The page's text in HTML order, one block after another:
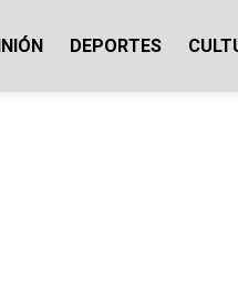
DEPORTES